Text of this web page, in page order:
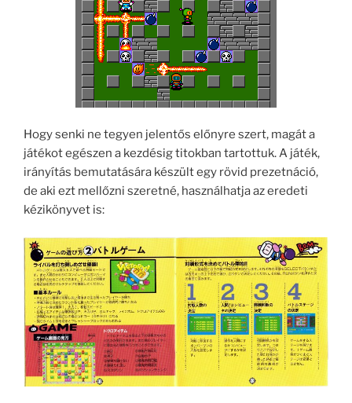
Hogy senki ne tegyen jelentős előnyre szert, magát a
játékot egészen a kezdésig titokban tartottuk. A játék,
irányítás bemutatására készült egy rövid prezetnáció,
de aki ezt mellőzni szeretné, használhatja az eredeti
kézikönyvet is: